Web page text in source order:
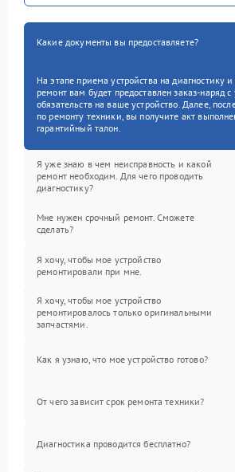
Какие документы вы предоставляете?
На этапе приема устройства на диагностику
ремонт вам будет предоставлен заказ-наряд
обязательств на ваше устройство. Далее,
по ремонту техники, вы получите акт
гарантийный талон.
Я уже знаю в чем неисправность и какой
ремонт необходим. Для чего проводить
диагностику?
Мне нужен срочный ремонт. Сможете
сделать?
Я хочу, чтобы мое устройство
ремонтировали при мне.
Я хочу, чтобы мое устройство
ремонтировалось только оригинальными
запчастями.
Как я узнаю, что мое устройство готово?
От чего зависит срок ремонта техники?
Диагностика проводится бесплатно?